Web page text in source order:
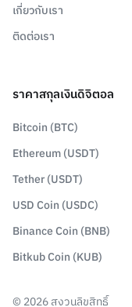
เกี่ยวกับเรา
ติดต่อเรา
ราคาสกุลเงินดิจิตอล
Bitcoin (BTC)
Ethereum (USDT)
Tether (USDT)
USD Coin (USDC)
Binance Coin (BNB)
Bitkub Coin (KUB)
© 2026สงวนลิขสิทธิ์